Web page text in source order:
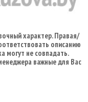
характер. Правая/
описанию
могут не совпадать.
важные для Вас